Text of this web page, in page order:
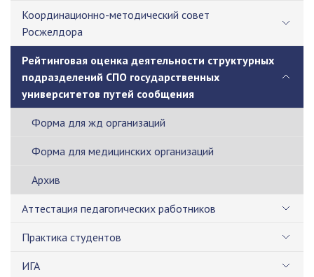
Координационно-методический совет
Росжелдора
Рейтинговая оценка деятельности структурных
подразделений СПО государственных
университетов путей сообщения
Форма для жд организаций
Форма для медицинских организаций
Архив
Аттестация педагогических работников
Практика студентов
ИГА